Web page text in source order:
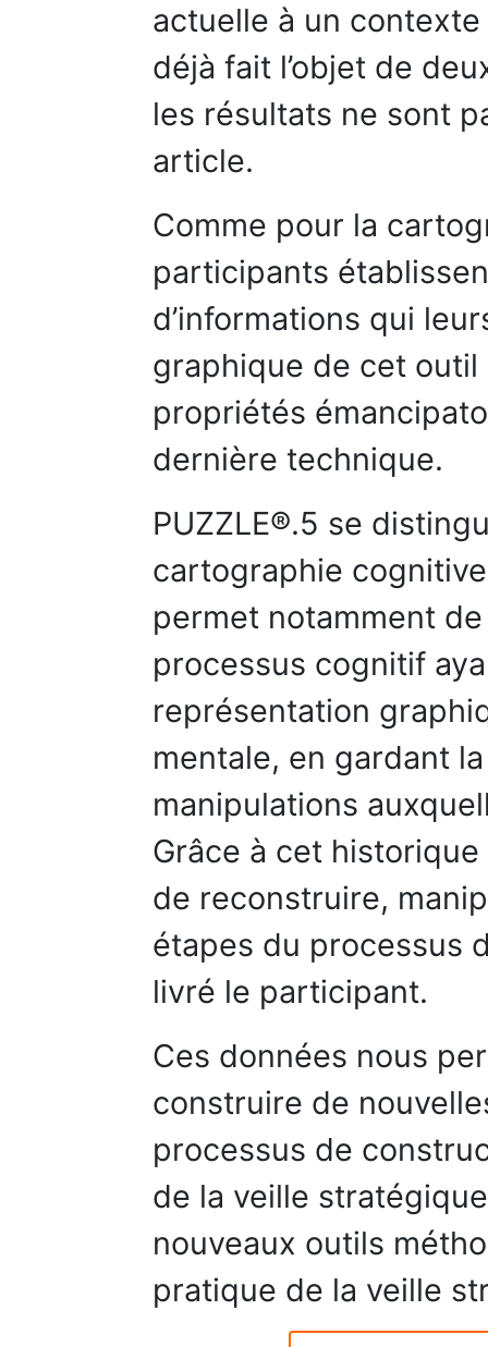
actuelle à un
déjà fait l’objet de
les résultats ne sont
article.
Comme pour la
participants
d’informations qui
graphique de cet
propriétés
dernière technique.
PUZZLE®.5 se
cartographie
permet notamment
processus cognitif
représentation
mentale, en gardant
manipulations
Grâce à cet
de reconstruire,
étapes du processus
livré le participant.
Ces données nous
construire de
processus de
de la veille
nouveaux outils
pratique de la veille